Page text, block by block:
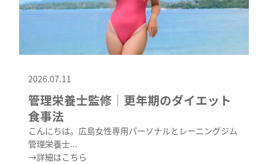
2026.07.11
管理栄養士監修│更年期のダイエット
食事法
こんにちは。広島女性専用パーソナルとレーニングジム
管理栄養士...
→詳細はこちら